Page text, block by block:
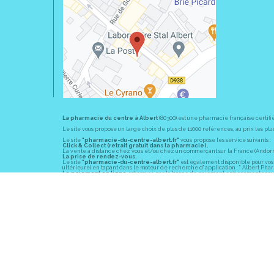
La pharmacie du centre à Albert(80300) est une pharmacie française
Le site vous propose un large choix de plus de 11000 références, au prix les
Le site "pharmacie-du-centre-albert.fr" vous propose les service suivants :
Click & Collect (retrait gratuit dans la pharmacie).
La vente à distance chez vous et/ou chez un commerçant sur la France
La prise de rendez-vous.
Le site "pharmacie-du-centre-albert.fr" est également disponible pour vos
ultérieure) en tapant dans le moteur de recherche d' application : " Albert
Le paiement en ligneest assuré par la borne de paiement entièrement